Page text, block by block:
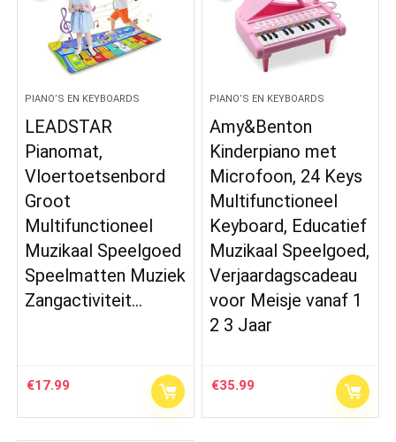
PIANO’S EN KEYBOARDS
LEADSTAR
Pianomat,
Vloertoetsenbord
Groot
Multifunctioneel
Muzikaal Speelgoed
Speelmatten Muziek
Zangactiviteit…
€17.99
PIANO’S EN KEYBOARDS
Amy&Benton
Kinderpiano met
Microfoon, 24 Keys
Multifunctioneel
Keyboard, Educatief
Muzikaal Speelgoed,
Verjaardagscadeau
voor Meisje vanaf 1
2 3 Jaar
€35.99